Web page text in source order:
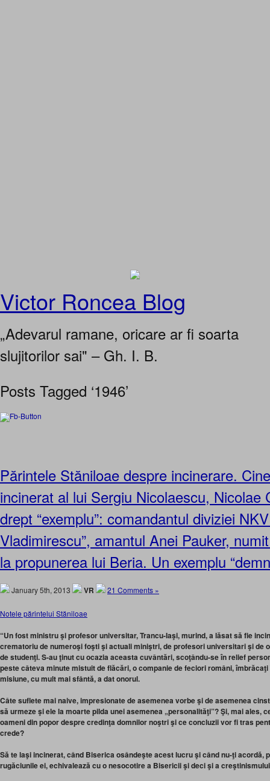
Victor Roncea Blog
„Adevarul ramane, oricare ar fi soarta
slujitorilor sai" – Gh. I. B.
Posts Tagged ‘1946’
Părintele Stăniloae despre incinerare.
incinerat al lui Sergiu Nicolaescu, Nicolae
drept “exemplu”: comandantul diviziei
Vladimirescu”, amantul Anei Pauker,
la propunerea lui Beria. Un exemplu
January 5th, 2013 VR 21 Comments »
Notele părintelui Stăniloae
“Un fost ministru şi profesor universitar, Trancu-Iaşi, murind, a lăsat să fie
crematoriu de numeroşi foşti şi actuali miniştri, de profesori universitari şi de
de studenţi. S-au ţinut cu ocazia aceasta cuvântări, scoţându-se în relief
peste câteva minute mistuit de flăcări, o companie de feciori români,
misiune, cu mult mai sfântă, a dat onorul.
Câte suflete mai naive, impresionate de asemenea vorbe şi de asemenea
să urmeze şi ele la moarte pilda unei asemenea „personalităţi”? Şi, mai ales,
oameni din popor despre credinţa domnilor noştri şi ce concluzii vor fi tras
crede?
Să te laşi incinerat, când Biserica osândeşte acest lucru şi când nu-ţi acordă,
rugăciunile ei, echivalează cu o nesocotire a Bisericii şi deci şi a